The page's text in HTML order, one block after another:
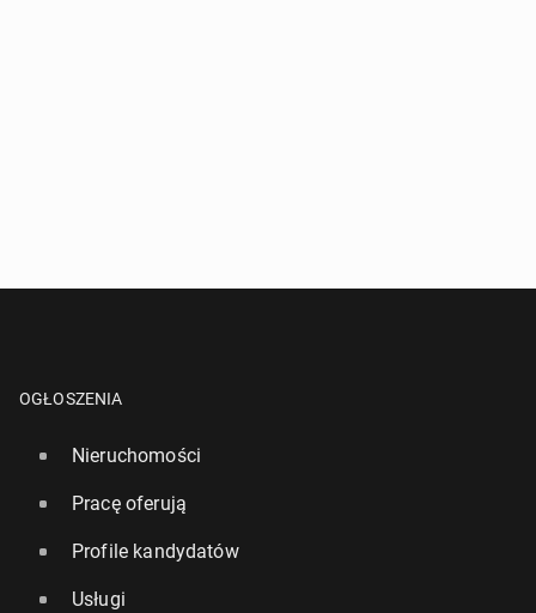
OGŁOSZENIA
Nieruchomości
Pracę oferują
Profile kandydatów
Usługi